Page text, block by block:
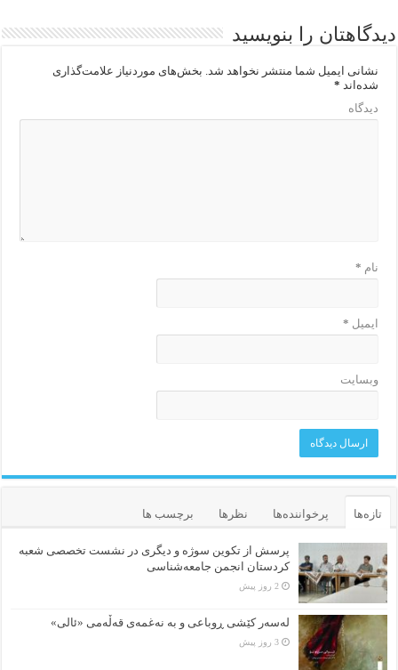
دیدگاهتان را بنویسید
نشانی ایمیل شما منتشر نخواهد شد. بخش‌های موردنیاز علامت‌گذاری
شده‌اند *
دیدگاه
نام *
ایمیل *
وبسایت
تازه‌ها پرخواننده‌ها نظرها برچسب ها
پرسش از تکوین سوژه و دیگری در نشست تخصصی شعبه
کردستان انجمن جامعه‌شناسی
2 روز پیش
لەسەر کێشی ڕوباعی و به نەغمەی قەڵەمی «ئالی»
3 روز پیش